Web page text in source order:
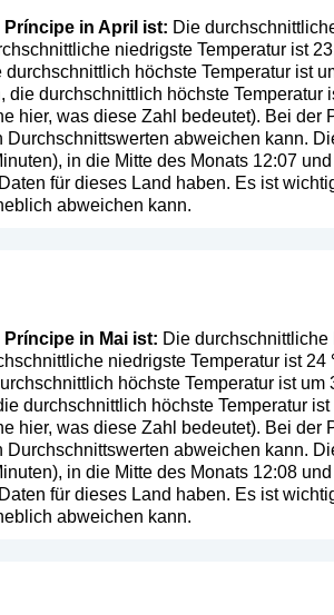
Príncipe in April ist: Die
niedrigste Temperatur ist
höchste Temperatur ist
die durchschnittlich höchste
hier, was diese Zahl bedeutet). Bei der
abweichen kann.
in die Mitte des Monats 12:07
für dieses Land haben. Es ist
abweichen kann.
in Mai ist: Die durchschnittliche
niedrigste Temperatur ist
höchste Temperatur ist
durchschnittlich höchste Temperatur
hier, was diese Zahl bedeutet). Bei der
abweichen kann.
in die Mitte des Monats 12:08
für dieses Land haben. Es ist
abweichen kann.